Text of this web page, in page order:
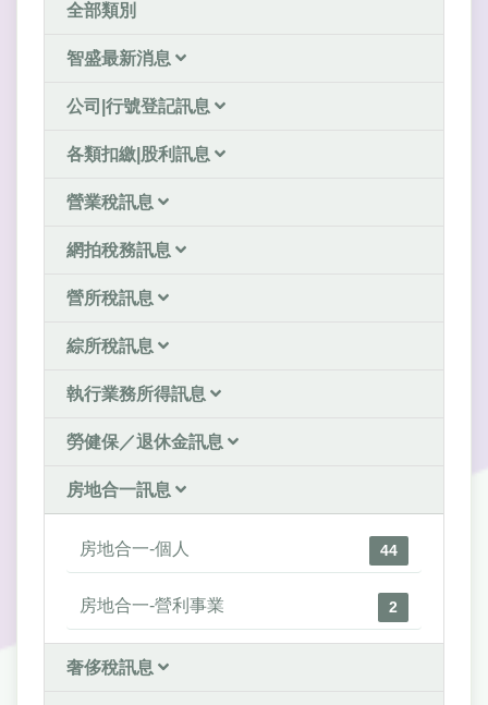
全部類別
智盛最新消息
公司|行號登記訊息
各類扣繳|股利訊息
營業稅訊息
網拍稅務訊息
營所稅訊息
綜所稅訊息
執行業務所得訊息
勞健保／退休金訊息
房地合一訊息
房地合一-個人 44
房地合一-營利事業 2
奢侈稅訊息